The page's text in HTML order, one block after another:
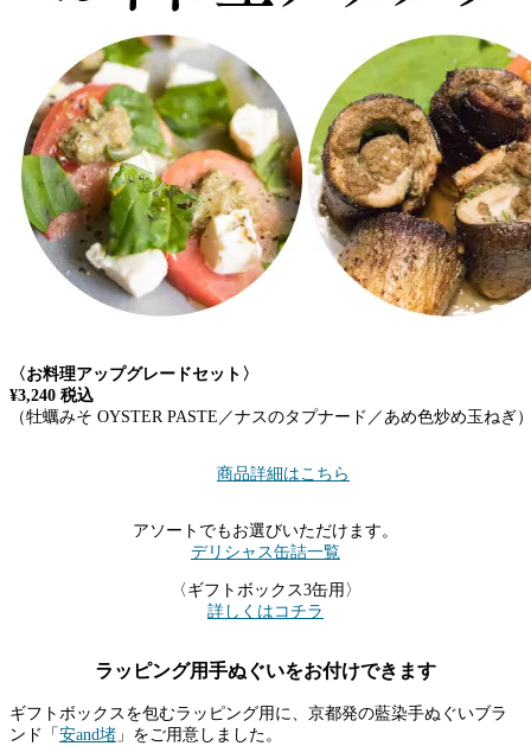
〈お料理アップグレードセット〉
¥3,240 税込
（牡蠣みそ OYSTER PASTE／ナスのタプナード／あめ色炒め玉ねぎ
商品詳細はこちら
アソートでもお選びいただけます。
デリシャス缶詰一覧
〈ギフトボックス3缶用〉
詳しくはコチラ
ラッピング用手ぬぐいをお付けできます
ギフトボックスを包むラッピング用に、京都発の藍染手ぬぐいブラ
ンド「 安and堵 」をご用意しました。